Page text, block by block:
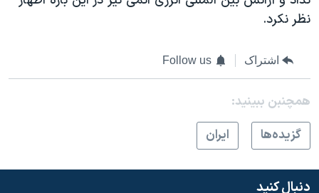
نظر نکرد.
اشتراک Follow us
همچنبن ببینید:
گزيده‌ها
ايران
دنبال کنید